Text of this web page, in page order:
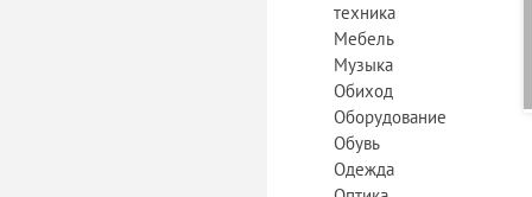
техника
Мебель
Музыка
Обиход
Оборудование
Обувь
Одежда